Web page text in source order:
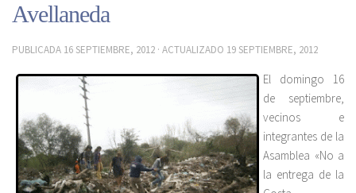
Avellaneda
PUBLICADA 16 SEPTIEMBRE, 2012 · ACTUALIZADO 19 SEPTIEMBRE, 2012
El domingo 16
de septiembre,
vecinos e
integrantes de la
Asamblea «No a
la entrega de la